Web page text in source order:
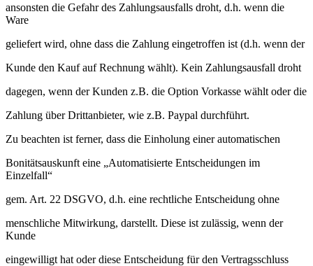
ansonsten die Gefahr des Zahlungsausfalls droht, d.h. wenn die
Ware
geliefert wird, ohne dass die Zahlung eingetroffen ist (d.h. wenn der
Kunde den Kauf auf Rechnung wählt). Kein Zahlungsausfall droht
dagegen, wenn der Kunden z.B. die Option Vorkasse wählt oder die
Zahlung über Drittanbieter, wie z.B. Paypal durchführt.
Zu beachten ist ferner, dass die Einholung einer automatischen
Bonitätsauskunft eine „Automatisierte Entscheidungen im
Einzelfall“
gem. Art. 22 DSGVO, d.h. eine rechtliche Entscheidung ohne
menschliche Mitwirkung, darstellt. Diese ist zulässig, wenn der
Kunde
eingewilligt hat oder diese Entscheidung für den Vertragsschluss